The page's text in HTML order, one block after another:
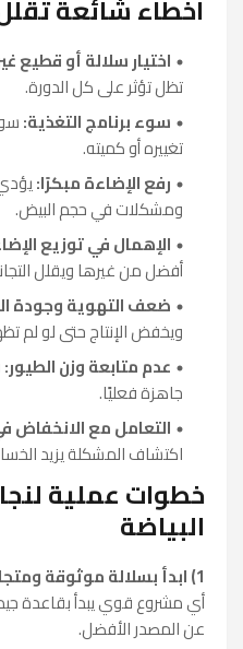
أخطاء شائعة
اختيار سلالة أو قطيع
تظل تؤثر على كل الدورة.
سوء برنامج التغذية:
تغييره أو كميته.
رفع الإضاءة مبكرًا:
ومشكلات في حجم البيض.
الإهمال في توزيع
أفضل من غيرها ويقلل
ضعف التهوية وجودة
ويخفض الإنتاج حتى لو لم
عدم متابعة وزن الطيور:
جاهزة فعليًا.
التعامل مع الانخفاض
اكتشاف المشكلة يزيد
خطوات عملية
البياضة
1) ابدأ بسلالة موثوقة ومتجانسة
أي مشروع قوي يبدأ بقاعدة
عن المصدر الأفضل.